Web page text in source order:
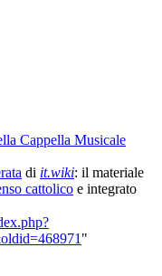
Cappella Musicale
di it.wiki: il materiale
cattolico e integrato
"